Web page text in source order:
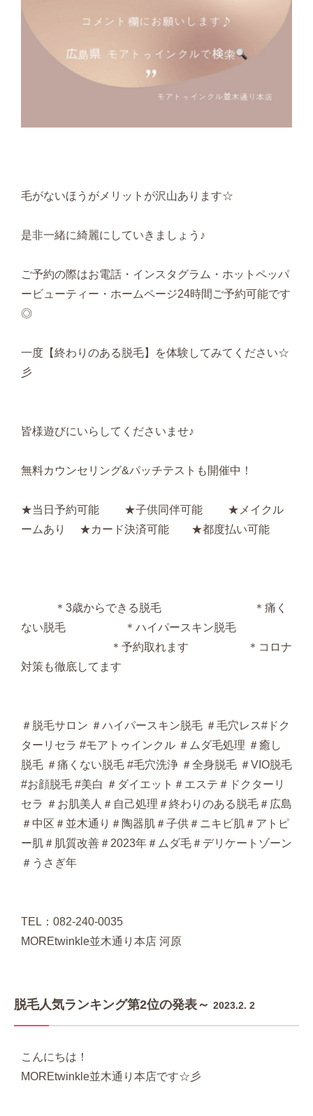
毛がないほうがメリットが沢山あります☆
是非一緒に綺麗にしていきましょう♪
ご予約の際はお電話・インスタグラム・ホットペッパ
ービューティー・ホームページ24時間ご予約可能です
◎
一度【終わりのある脱毛】を体験してみてください☆
彡
皆様遊びにいらしてくださいませ♪
無料カウンセリング&パッチテストも開催中！
★当日予約可能 ★子供同伴可能 ★メイクル
ームあり ★カード決済可能 ★都度払い可能
＊3歳からできる脱毛 ＊痛く
ない脱毛 ＊ハイパースキン脱毛
＊予約取れます ＊コロナ
対策も徹底してます
＃脱毛サロン ＃ハイパースキン脱毛 ＃毛穴レス#ドク
ターリセラ #モアトゥインクル ＃ムダ毛処理 ＃癒し
脱毛 ＃痛くない脱毛 #毛穴洗浄 ＃全身脱毛 ＃VIO脱毛
#お顔脱毛 #美白 ＃ダイエット＃エステ＃ドクターリ
セラ ＃お肌美人＃自己処理＃終わりのある脱毛＃広島
＃中区＃並木通り＃陶器肌＃子供＃ニキビ肌＃アトピ
ー肌＃肌質改善＃2023年＃ムダ毛＃デリケートゾーン
＃うさぎ年
TEL：082-240-0035
MOREtwinkle並木通り本店 河原
脱毛人気ランキング第2位の発表～ 2023.2. 2
こんにちは！
MOREtwinkle並木通り本店です☆彡